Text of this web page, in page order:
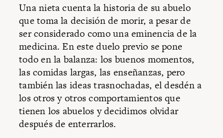
Una nieta cuenta la historia de su abuelo
que toma la decisión de morir, a pesar de
ser considerado como una eminencia de la
medicina. En este duelo previo se pone
todo en la balanza: los buenos momentos,
las comidas largas, las enseñanzas, pero
también las ideas trasnochadas, el desdén a
los otros y otros comportamientos que
tienen los abuelos y decidimos olvidar
después de enterrarlos.